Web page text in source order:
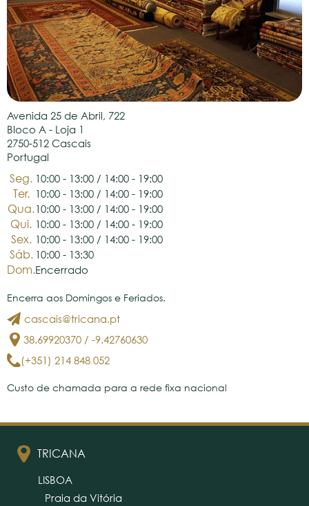
Avenida 25 de Abril, 722
Bloco A - Loja 1
2750-512 Cascais
Portugal
Seg.
Ter.
Qua.
Qui.
Sex.
Sáb.
Dom.
10:00 - 13:00 / 14:00 - 19:00
10:00 - 13:00 / 14:00 - 19:00
10:00 - 13:00 / 14:00 - 19:00
10:00 - 13:00 / 14:00 - 19:00
10:00 - 13:00 / 14:00 - 19:00
10:00 - 13:30
Encerrado
Encerra aos Domingos e Feriados.
cascais@tricana.pt
38.69920370 / -9.42760630
(+351) 214 848 052
Custo de chamada para a rede fixa nacional
TRICANA
LISBOA
Praia da Vitória